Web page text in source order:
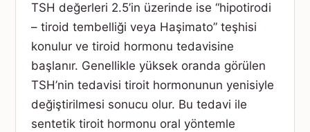
TSH değerleri 2.5’in üzerinde ise “hipotirodi
– tiroid tembelliği veya Haşimato” teşhisi
konulur ve tiroid hormonu tedavisine
başlanır. Genellikle yüksek oranda görülen
TSH’nin tedavisi tiroit hormonunun yenisiyle
değiştirilmesi sonucu olur. Bu tedavi ile
sentetik tiroit hormonu oral yöntemle